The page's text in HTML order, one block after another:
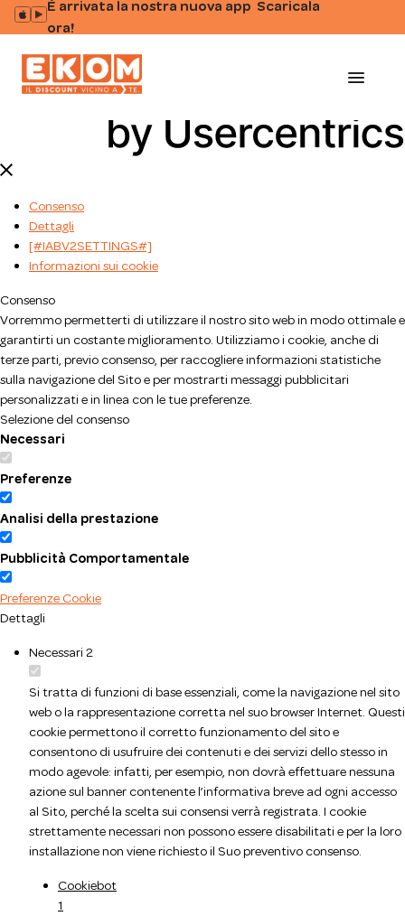
Consenso
Dettagli
[#IABV2SETTINGS#]
Informazioni sui cookie
Consenso
Vorremmo permetterti di utilizzare il nostro sito web in modo ottimale e
garantirti un costante miglioramento. Utilizziamo i cookie, anche di
terze parti, previo consenso, per raccogliere informazioni statistiche
sulla navigazione del Sito e per mostrarti messaggi pubblicitari
personalizzati e in linea con le tue preferenze.
Selezione del consenso
Necessari
Preferenze
Analisi della prestazione
Pubblicità Comportamentale
Preferenze Cookie
Dettagli
Necessari 2
Si tratta di funzioni di base essenziali, come la navigazione nel sito
web o la rappresentazione corretta nel suo browser Internet. Questi
cookie permettono il corretto funzionamento del sito e
consentono di usufruire dei contenuti e dei servizi dello stesso in
modo agevole: infatti, per esempio, non dovrà effettuare nessuna
azione sul banner contenente l’informativa breve ad ogni accesso
al Sito, perché la scelta sui consensi verrà registrata. I cookie
strettamente necessari non possono essere disabilitati e per la loro
installazione non viene richiesto il Suo preventivo consenso.
Cookiebot
1
È arrivata la nostra nuova app Scaricala
ora!
menu